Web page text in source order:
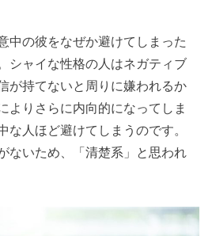
中の彼をなぜか避けてしまった
シャイな性格の人はネガティブ
が持てないと周りに嫌われるか
よりさらに内向的になってしま
な人ほど避けてしまうのです。
ないため、「清楚系」と思われ